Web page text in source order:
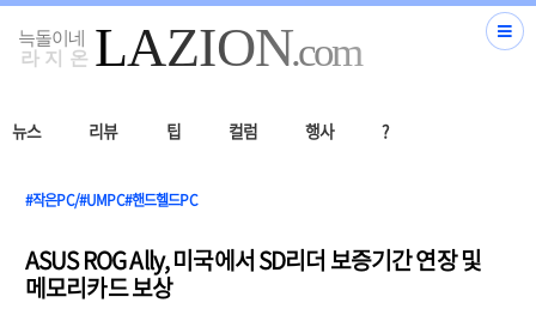
뉴스 리뷰 팁 컬럼 행사 ?
#작은PC/#UMPC#핸드헬드PC
ASUS ROG Ally, 미국에서 SD리더 보증기간 연장 및
메모리카드 보상